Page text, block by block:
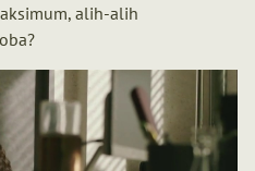
alih-alih